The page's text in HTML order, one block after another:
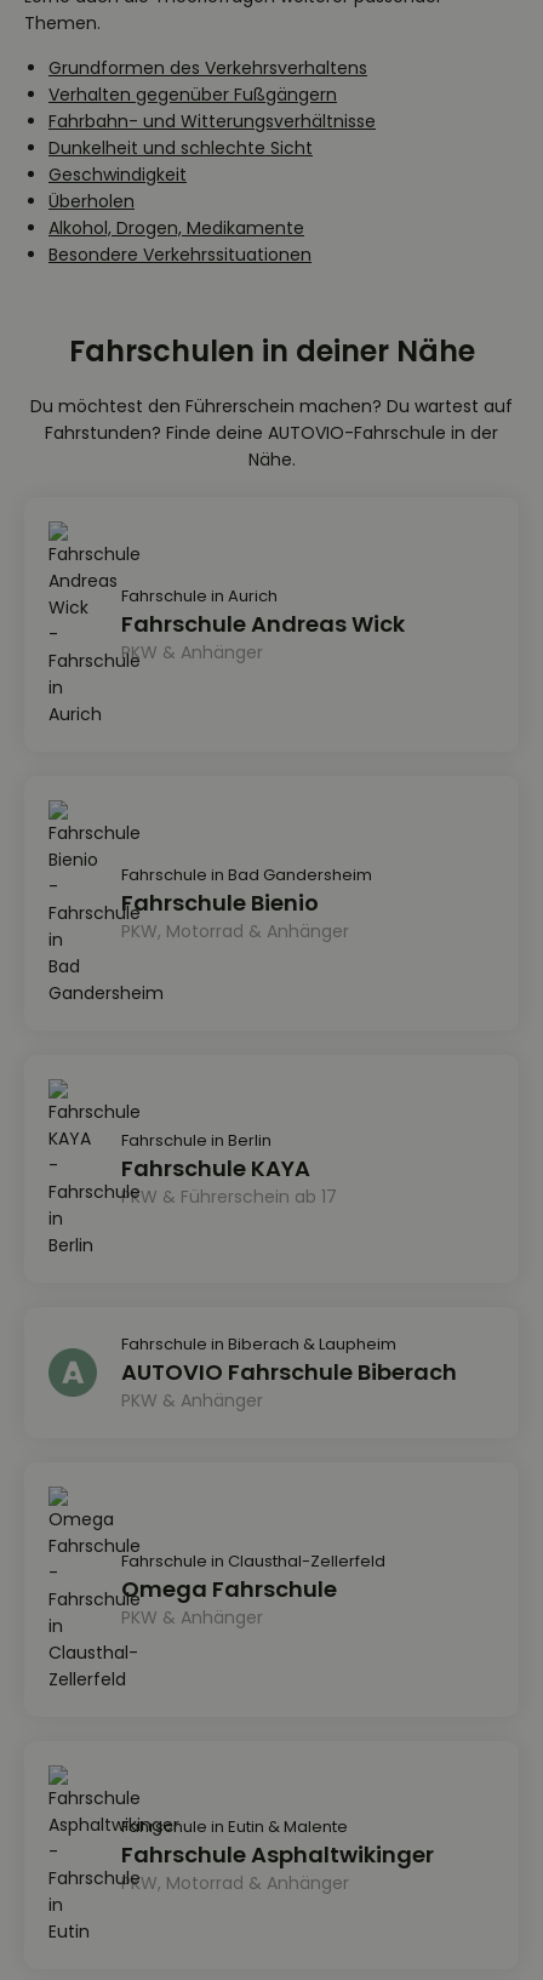
Themen.
Grundformen des Verkehrsverhaltens
Verhalten gegenüber Fußgängern
Fahrbahn- und Witterungsverhältnisse
Dunkelheit und schlechte Sicht
Geschwindigkeit
Überholen
Alkohol, Drogen, Medikamente
Besondere Verkehrssituationen
Fahrschulen in deiner Nähe
Du möchtest den Führerschein machen? Du wartest auf
Fahrstunden? Finde deine AUTOVIO-Fahrschule in der
Nähe.
Fahrschule in Aurich
Fahrschule Andreas Wick
PKW & Anhänger
Fahrschule in Bad Gandersheim
Fahrschule Bienio
PKW, Motorrad & Anhänger
Fahrschule in Berlin
Fahrschule KAYA
PKW & Führerschein ab 17
Fahrschule in Biberach & Laupheim
AUTOVIO Fahrschule Biberach
PKW & Anhänger
Fahrschule in Clausthal-Zellerfeld
Omega Fahrschule
PKW & Anhänger
Fahrschule in Eutin & Malente
Fahrschule Asphaltwikinger
PKW, Motorrad & Anhänger